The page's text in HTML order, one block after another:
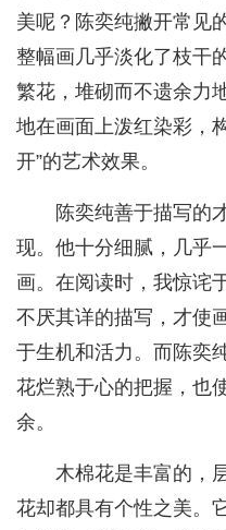
美呢？陈奕纯撇开常见
整幅画几乎淡化了枝干
繁花，堆砌而不遗余力
地在画面上泼红染彩，
开”的艺术效果。
陈奕纯善于描写的
现。他十分细腻，几乎
画。在阅读时，我惊诧
不厌其详的描写，才使
于生机和活力。而陈奕
花烂熟于心的把握，也
余。
木棉花是丰富的，
花却都具有个性之美。